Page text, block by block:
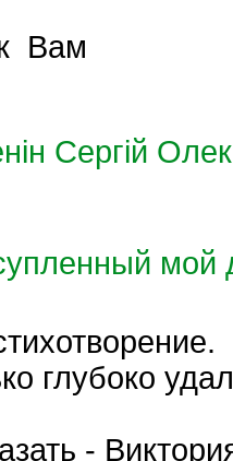
Вам
Сергій
мой
глубоко
-